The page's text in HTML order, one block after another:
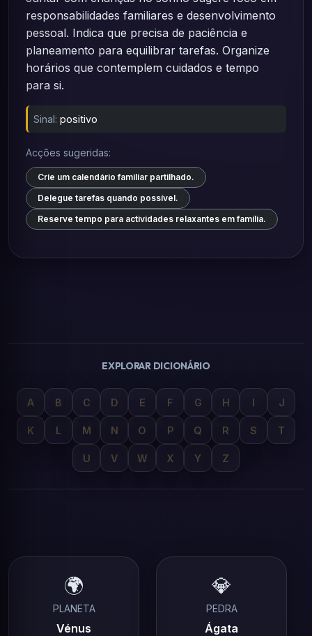
responsabilidades familiares e desenvolvimento
pessoal. Indica que precisa de paciência e
planeamento para equilibrar tarefas. Organize
horários que contemplem cuidados e tempo
para si.
Sinal: positivo
Acções sugeridas:
Crie um calendário familiar partilhado.
Delegue tarefas quando possível.
Reserve tempo para actividades relaxantes em família.
EXPLORAR DICIONÁRIO
A B C D E F G H I J
K L M N O P Q R S T
U V W X Y Z
🌍
PLANETA
Vénus
💎
PEDRA
Ágata